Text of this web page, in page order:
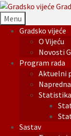
Menu
Gradsko vijeće
O Vijeću
Novosti
Program rada
Aktuelni
Sastav